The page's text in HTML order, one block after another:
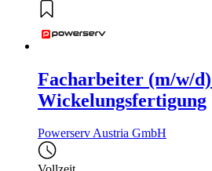
Facharbeiter (m/w/
Wickelungsfertigung
Powerserv Austria GmbH